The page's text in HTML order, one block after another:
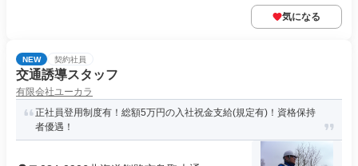
気になる
NEW 契約社員
交通誘導スタッフ
有限会社ユーカラ
正社員登用制度有！総額5万円の入社祝金支給(規定有)！資格保持
者優遇！